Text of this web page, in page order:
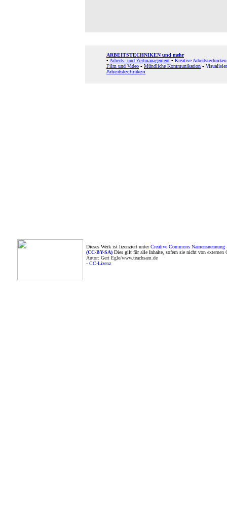
ARBEITSTECHNIKEN und mehr
▪ Arbeits- und Zeitmanagement ▪ Kreative Arbeitstechniken
Film und Video ▪ Mündliche Kommunikation ▪
Arbeitstechniken
Dieses Werk ist lizenziert unterCreative Commons
(CC-BY-SA) Dies gilt für alle Inhalte, sofern sie nicht von externen
Autor: Gert Egle/www.teachsam.de
- CC-Lizenz